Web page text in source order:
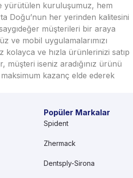
yürütülen kuruluşumuz, hem
Doğu’nun her yerinden kalitesini
saygıdeğer müşterileri bir araya
ve mobil uygulamalarımızı
kolayca ve hızla ürünlerinizi satıp
müşteri iseniz aradığınız ürünü
kazanç elde ederek
Popüler Markalar
Spident
Zhermack
Dentsply-Sirona